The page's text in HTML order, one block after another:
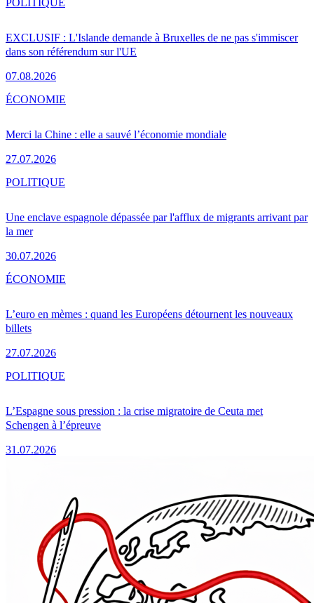
EXCLUSIF : L'Islande demande à Bruxelles de ne pas s'immiscer
dans son référendum sur l'UE
07.08.2026
Merci la Chine : elle a sauvé l’économie mondiale
27.07.2026
ÉCONOMIE
Une enclave espagnole dépassée par l'afflux de migrants arrivant par
la mer
30.07.2026
POLITIQUE
L’euro en mèmes : quand les Européens détournent les nouveaux
billets
27.07.2026
ÉCONOMIE
L’Espagne sous pression : la crise migratoire de Ceuta met
Schengen à l’épreuve
31.07.2026
POLITIQUE